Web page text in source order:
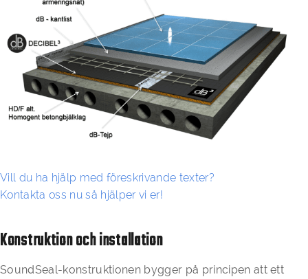
Vill du ha hjälp med föreskrivande texter?
Kontakta oss nu så hjälper vi er!
Konstruktion och installation
SoundSeal-konstruktionen bygger på principen att ett